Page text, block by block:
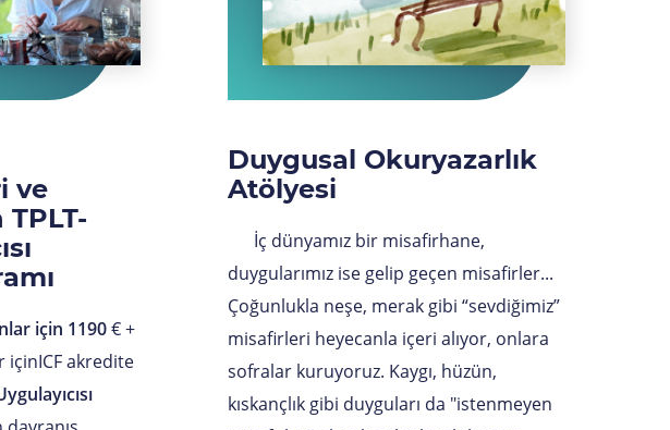
ve
için 1190€ +
içinICF akredite
Duygusal Okuryazarlık
Atölyesi
İç dünyamız bir misafirhane,
duygularımız ise gelip geçen misafirler...
Çoğunlukla neşe, merak gibi “sevdiğimiz”
misafirleri heyecanla içeri alıyor, onlara
sofralar kuruyoruz. Kaygı, hüzün,
kıskançlık gibi duyguları da "istenmeyen